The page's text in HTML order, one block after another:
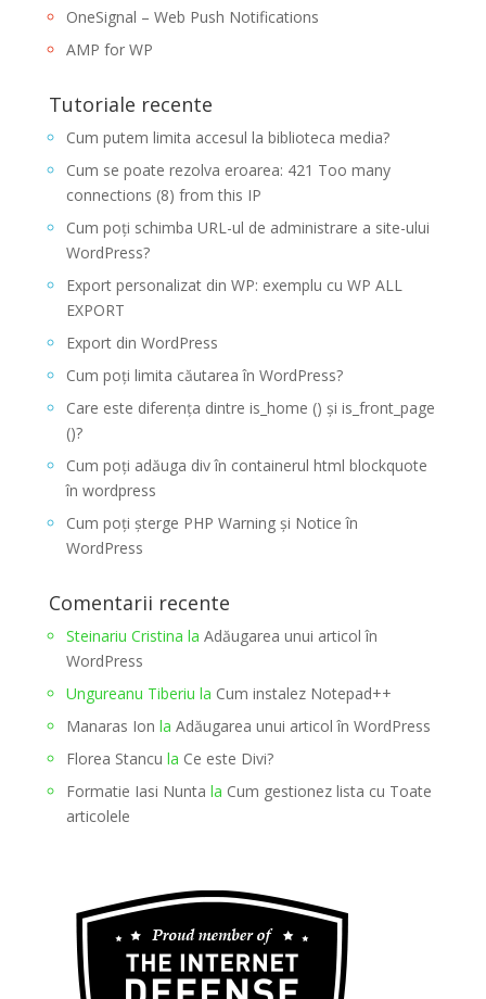
OneSignal – Web Push Notifications
AMP for WP
Tutoriale recente
Cum putem limita accesul la biblioteca media?
Cum se poate rezolva eroarea: 421 Too many
connections (8) from this IP
Cum poți schimba URL-ul de administrare a site-ului
WordPress?
Export personalizat din WP: exemplu cu WP ALL
EXPORT
Export din WordPress
Cum poți limita căutarea în WordPress?
Care este diferența dintre is_home () și is_front_page
()?
Cum poți adăuga div în containerul html blockquote
în wordpress
Cum poți șterge PHP Warning și Notice în
WordPress
Comentarii recente
Steinariu Cristina la Adăugarea unui articol în
WordPress
Ungureanu Tiberiu la Cum instalez Notepad++
Manaras Ion la Adăugarea unui articol în WordPress
Florea Stancu la Ce este Divi?
Formatie Iasi Nunta la Cum gestionez lista cu Toate
articolele